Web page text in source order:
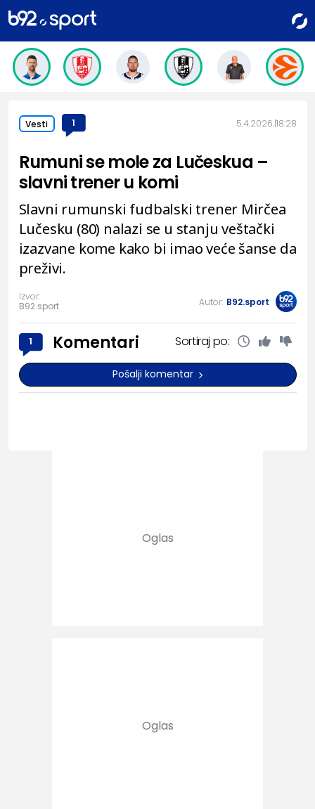
Vesti 1 5.4.2026. 18:28
Rumuni se mole za Lučeskua –
slavni trener u komi
Slavni rumunski fudbalski trener Mirčea
Lučesku (80) nalazi se u stanju veštački
izazvane kome kako bi imao veće šanse da
preživi.
Izvor:
B92.sport
Autor: B92.sport
1 Komentari Sortiraj po:
Pošalji komentar